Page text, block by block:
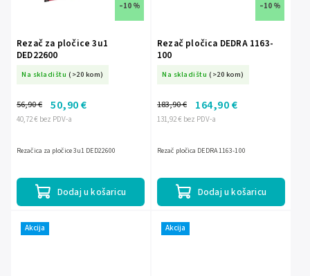
–10 %
Rezač za pločice 3u1
DED22600
Na skladištu (>20 kom)
40,72 € bez PDV-a
56,90 € 50,90 €
Dodaj u košaricu
Rezačica za pločice 3u1 DED22600
–10 %
Rezač pločica DEDRA 1163-
100
Na skladištu (>20 kom)
131,92 € bez PDV-a
183,90 € 164,90 €
Dodaj u košaricu
Rezač pločica DEDRA 1163-100
Akcija Akcija